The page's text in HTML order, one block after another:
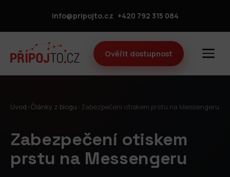
info@pripojto.cz +420 792 315 084
Ověřit dostupnost
Úvod Články z blogu Zabezpečení otiskem prstu na Messengeru
Zabezpečení otiskem
prstu na Messengeru